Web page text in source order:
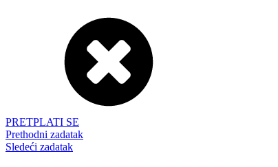
PRETPLATI SE
Prethodni zadatak
Sledeći zadatak